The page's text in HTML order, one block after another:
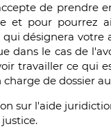
de prendre
et pour pourrez
désignera votre
dans le cas de
travailler ce qui
de dossier
sur l'aide